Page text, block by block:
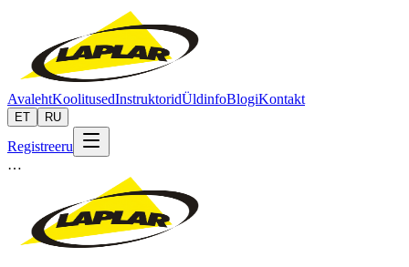
AvalehtKoolitusedInstruktoridÜldinfoBlogiKontakt
ET RU
Registreeru
…